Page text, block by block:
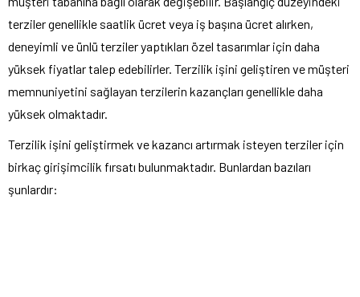
terziler genellikle saatlik ücret veya iş başına ücret alırken,
deneyimli ve ünlü terziler yaptıkları özel tasarımlar için daha
yüksek fiyatlar talep edebilirler. Terzilik işini geliştiren ve müşteri
memnuniyetini sağlayan terzilerin kazançları genellikle daha
yüksek olmaktadır.
Terzilik işini geliştirmek ve kazancı artırmak isteyen terziler için
birkaç girişimcilik fırsatı bulunmaktadır. Bunlardan bazıları
şunlardır: